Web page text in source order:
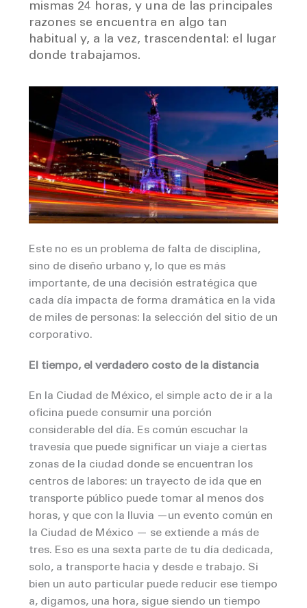
mismas 24 horas, y una de las principales
razones se encuentra en algo tan
habitual y, a la vez, trascendental: el lugar
donde trabajamos.
Este no es un problema de falta de disciplina,
sino de diseño urbano y, lo que es más
importante, de una decisión estratégica que
cada día impacta de forma dramática en la vida
de miles de personas: la selección del sitio de un
corporativo.
El tiempo, el verdadero costo de la distancia
En la Ciudad de México, el simple acto de ir a la
oficina puede consumir una porción
considerable del día. Es común escuchar la
travesía que puede significar un viaje a ciertas
zonas de la ciudad donde se encuentran los
centros de labores: un trayecto de ida que en
transporte público puede tomar al menos dos
horas, y que con la lluvia —un evento común en
la Ciudad de México — se extiende a más de
tres. Eso es una sexta parte de tu día dedicada,
solo, a transporte hacia y desde e trabajo. Si
bien un auto particular puede reducir ese tiempo
a, digamos, una hora, sigue siendo un tiempo